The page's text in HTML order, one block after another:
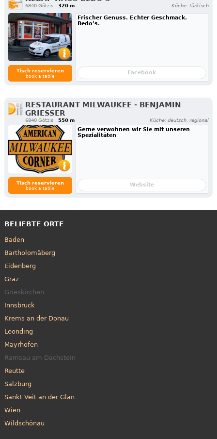
6840 Götzis 320 m Küche: türkisch
Tisch reservieren
book a table
Frischer Genuss. Echter Geschmack.
Bedo’s.
Facebook
RESTAURANT MILWAUKEE - BENJAMIN
GRIESSER
6840 Götzis 550 m Küche: deutsch, regional
Tisch reservieren
book a table
Gerne verwöhnen wir Sie mit unseren
Spezialitäten
Website
BELIEBTE ORTE
Baden
Bartholomäberg
Eidenberg
Graz
Grieskirchen
Innsbruck
Krems an der Donau
Leonding
Mayrhofen
Ramsau am Dachstein
Reutte
Salzburg
Sankt Veit an der Glan
Wien
Wildschönau